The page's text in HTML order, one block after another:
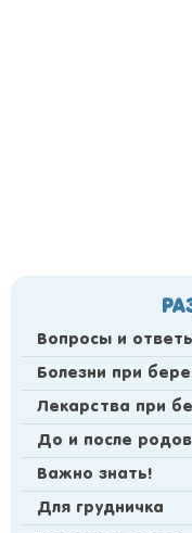
Вопросы и
Болезни при
Лекарства при
До и после родов
Важно знать!
Для грудничка